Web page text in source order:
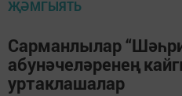
ҖӘМГЫЯТЬ
Сарманлылар
абунәчеләренең
уртаклашалар